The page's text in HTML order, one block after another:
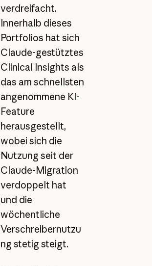
verdreifacht.
Innerhalb dieses
Portfolios hat sich
Claude-gestütztes
Clinical Insights als
das am schnellsten
angenommene KI-
Feature
herausgestellt,
wobei sich die
Nutzung seit der
Claude-Migration
verdoppelt hat
und die
wöchentliche
Verschreibernutzu
ng stetig steigt.